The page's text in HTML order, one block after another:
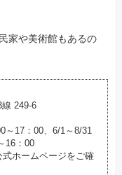
家や美術館もあるの
249-6
17：00、6/1～8/31
16：00
ホームページをご確